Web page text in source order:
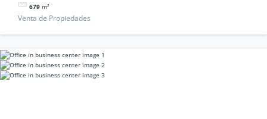
679 m²
Venta de Propiedades